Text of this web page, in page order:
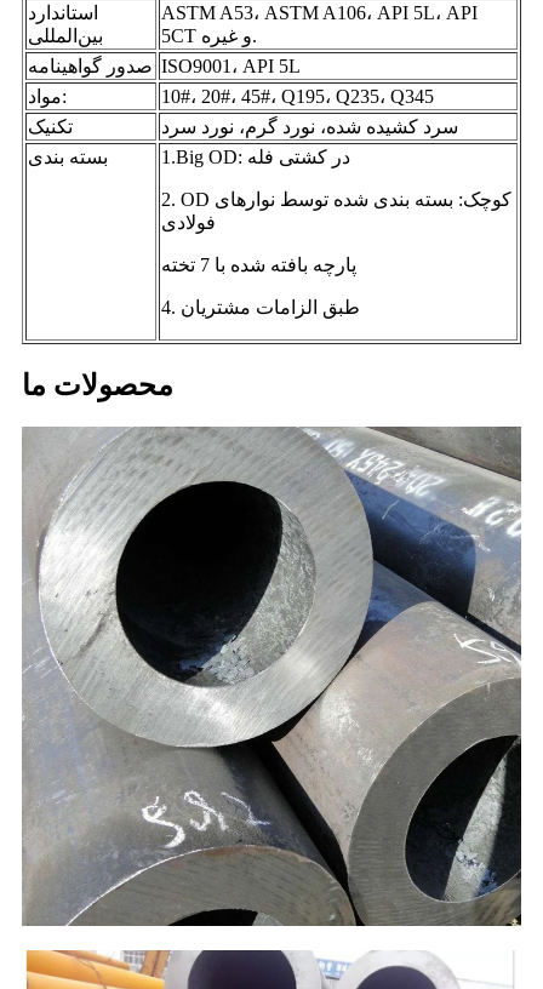
استاندارد
بین‌المللی
ASTM A53، ASTM A106، API 5L، API
5CT و غیره.
صدور گواهینامه ISO9001، API 5L
مواد:
10#، 20#، 45#، Q195، Q235، Q345
تکنیک
سرد کشیده شده، نورد گرم، نورد سرد
بسته بندی
1.Big OD: در کشتی فله
2. OD کوچک: بسته بندی شده توسط نوارهای
فولادی
پارچه بافته شده با 7 تخته
4. طبق الزامات مشتریان
محصولات ما